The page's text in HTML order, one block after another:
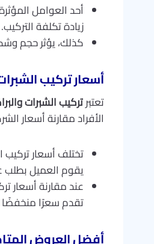
أحد العوامل
زيادة تكلفة التركيب.
كذلك، يؤثر حجم
أسعار تركيب
تعتبرتركيب الشبرات
الأفراد مقارنة أسعار
تختلف أسعار تركيب
يقوم العميل
عند مقارنة أسعار
تقدم سعرًا منخفضًا
أفضل العروض